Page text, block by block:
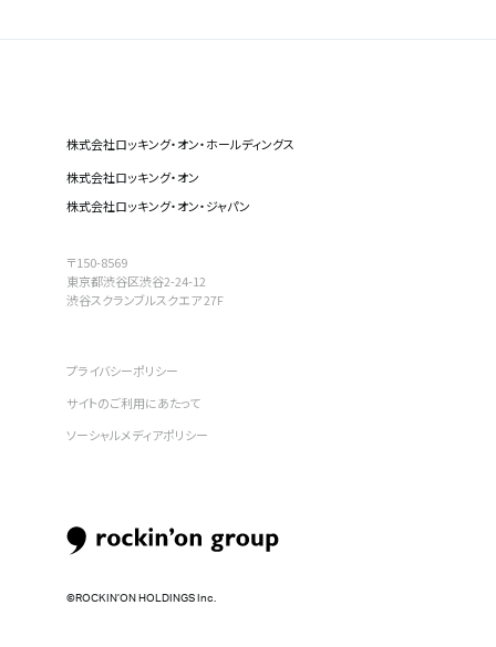
株式会社ロッキング・オン・ホールディングス
株式会社ロッキング・オン
株式会社ロッキング・オン・ジャパン
〒150-8569
東京都渋谷区渋谷2-24-12
渋谷スクランブルスクエア 27F
プライバシーポリシー
サイトのご利用にあたって
ソーシャルメディアポリシー
©︎ROCKIN’ON HOLDINGS Inc.